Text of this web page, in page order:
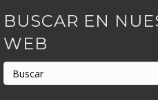
BUSCAR EN
WEB